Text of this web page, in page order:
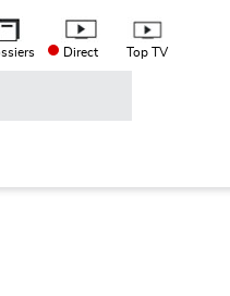
Direct Top TV